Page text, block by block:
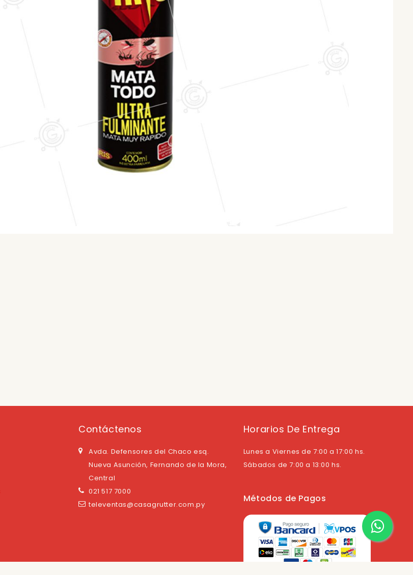
Contáctenos
Avda. Defensores del Chaco esq.
Nueva Asunción, Fernando de la Mora,
Central
021 517 7000
televentas@casagrutter.com.py
Horarios De Entrega
Lunes a Viernes de 7:00 a 17:00 hs.
Sábados de 7:00 a 13:00 hs.
Métodos de Pagos